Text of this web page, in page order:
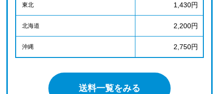
東北 1,430円
北海道 2,200円
沖縄 2,750円
送料一覧をみる